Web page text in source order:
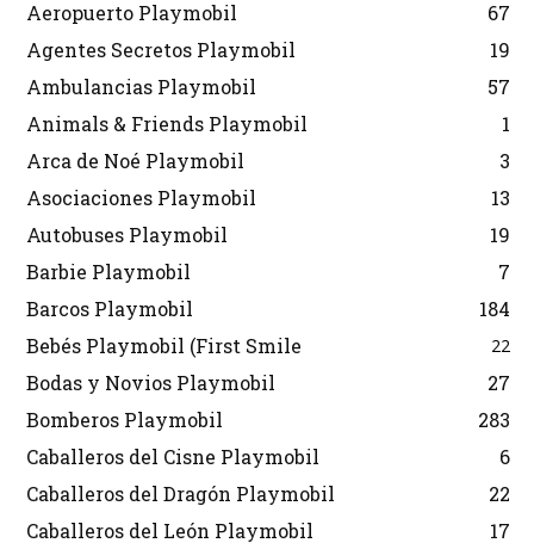
Aeropuerto Playmobil
67
Agentes Secretos Playmobil
19
Ambulancias Playmobil
57
Animals & Friends Playmobil
1
Arca de Noé Playmobil
3
Asociaciones Playmobil
13
Autobuses Playmobil
19
Barbie Playmobil
7
Barcos Playmobil
184
Bebés Playmobil (First Smile
22
Bodas y Novios Playmobil
27
Bomberos Playmobil
283
Caballeros del Cisne Playmobil
6
Caballeros del Dragón Playmobil
22
Caballeros del León Playmobil
17